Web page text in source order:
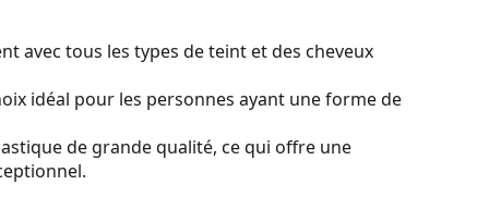
avec tous les types de teint et des cheveux
idéal pour les personnes ayant une forme de
de grande qualité, ce qui offre une